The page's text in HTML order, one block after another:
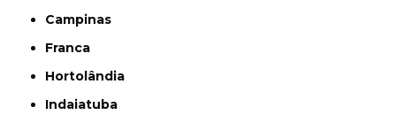
Campinas
Franca
Hortolândia
Indaiatuba